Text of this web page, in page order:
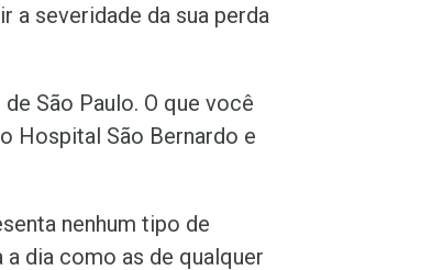
a severidade da sua perda
São Paulo. O que você
Hospital São Bernardo e
nenhum tipo de
dia como as de qualquer